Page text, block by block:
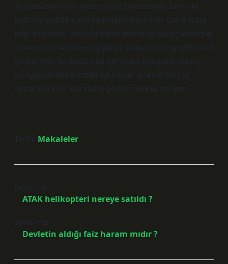
Süblimleşmenin, hem doğal çevremizde hem de
kültürümüzde nasıl yankılandığına dair daha fazla
bilgi edinmek, aslında bizim evrimsel süreçlerimizle,
çevremizle ve teknolojiyle ne kadar iç içe geçtiğimizi
gösteriyor. Bu basit gibi görünen kimyasal süreç,
dünyayı anlamamızda ne kadar önemli bir rol
oynadığını bir kez daha gözler önüne seriyor.
Tarih: Makaleler
Önceki Yazı
ATAK helikopteri nereye satıldı ?
Sonraki Yazı
Devletin aldığı faiz haram mıdır ?